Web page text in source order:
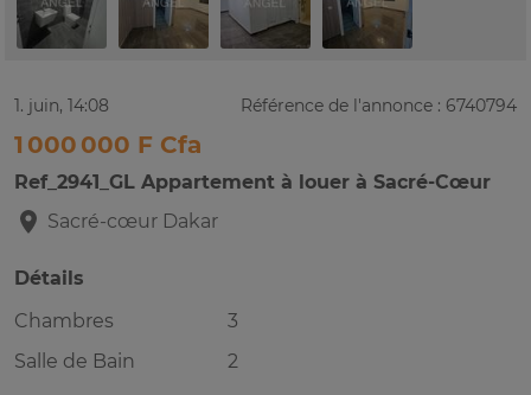
1. juin, 14:08 Référence de l'annonce : 6740794
1 000 000 F Cfa
Ref_2941_GL Appartement à louer à Sacré-Cœur
Sacré-cœur Dakar
Détails
Chambres
3
Salle de Bain
2